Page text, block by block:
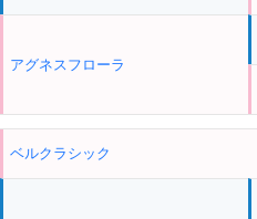
アグネスフローラ
ベルクラシック